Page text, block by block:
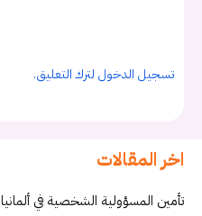
تسجيل الدخول لترك التعليق.
اخر المقالات
تأمين المسؤولية الشخصية في ألمانيا 2026: دليل Privathaftpflicht